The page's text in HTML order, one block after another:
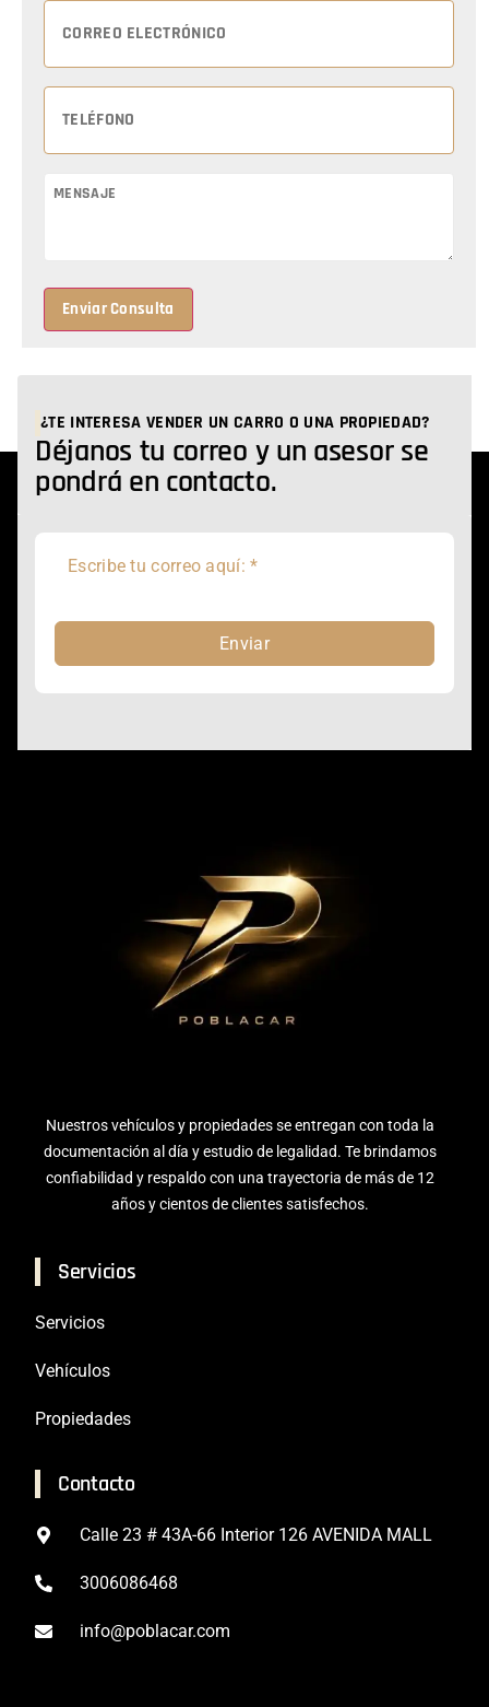
Enviar Consulta
¿TE INTERESA VENDER UN CARRO O UNA PROPIEDAD?
Déjanos tu correo y un asesor se
pondrá en contacto.
Enviar
Nuestros vehículos y propiedades se entregan con toda la
documentación al día y estudio de legalidad. Te brindamos
confiabilidad y respaldo con una trayectoria de más de 12
años y cientos de clientes satisfechos.
Servicios
Servicios
Vehículos
Propiedades
Contacto
Calle 23 # 43A-66 Interior 126 AVENIDA MALL
3006086468
info@poblacar.com